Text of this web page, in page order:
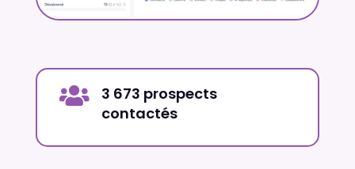

3 673 prospects
contactés